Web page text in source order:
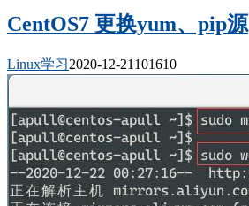
CentOS7 更换yum、pip源
Linux学习2020-12-21 101610